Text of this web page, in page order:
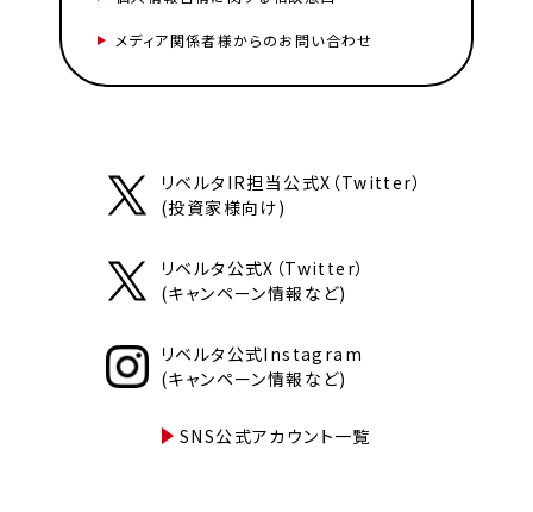
メディア関係者様からのお問い合わせ
リベルタIR担当公式X（Twitter）
(投資家様向け)
リベルタ公式X（Twitter）
(キャンペーン情報など)
リベルタ公式Instagram
(キャンペーン情報など)
SNS公式アカウント一覧